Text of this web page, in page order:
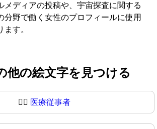
メディアの投稿や、宇宙探査に関する
分野で働く女性のプロフィールに使用
す。
他の絵文字を見つける
🧑‍⚕️ 医療従事者